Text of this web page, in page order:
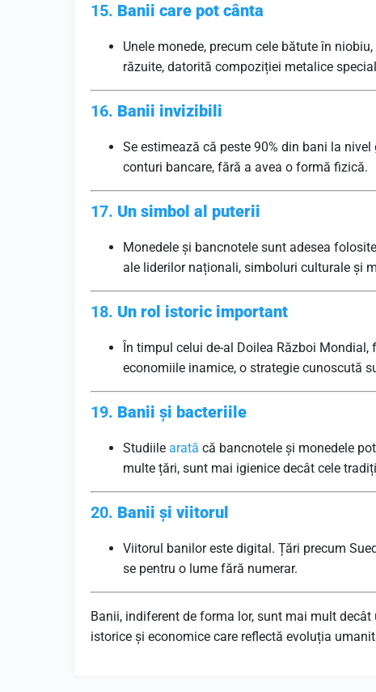
15. Banii care pot cânta
Unele monede, precum cele bătute în
răzuite, datorită compoziției metalice
16. Banii invizibili
Se estimează că peste 90% din bani la
conturi bancare, fără a avea o formă fizică.
17. Un simbol al puterii
Monedele și bancnotele sunt adesea
ale liderilor naționali, simboluri culturale și
18. Un rol istoric important
În timpul celui de-al Doilea Război
economiile inamice, o strategie cunoscută
19. Banii și bacteriile
Studiile arată că bancnotele și monedele
multe țări, sunt mai igienice decât cele
20. Banii și viitorul
Viitorul banilor este digital. Țări precum
se pentru o lume fără numerar.
Banii, indiferent de forma lor, sunt mai mult
istorice și economice care reflectă evoluția